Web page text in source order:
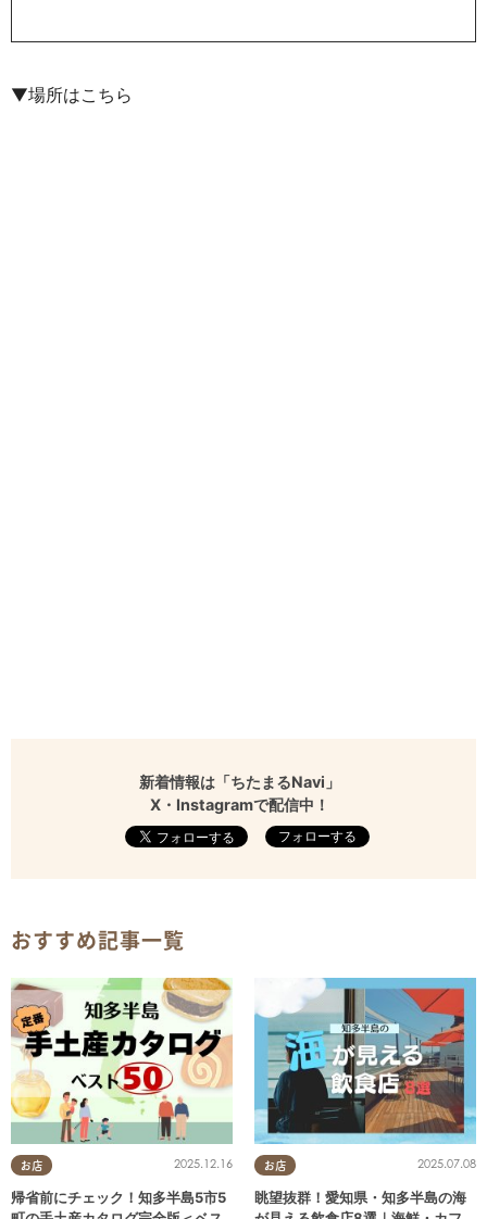
▼場所はこちら
新着情報は「ちたまるNavi」
X・Instagramで配信中！
フォローする
おすすめ記事一覧
お店 2025.12.16
帰省前にチェック！知多半島5市5
お店 2025.07.08
眺望抜群！愛知県・知多半島の海